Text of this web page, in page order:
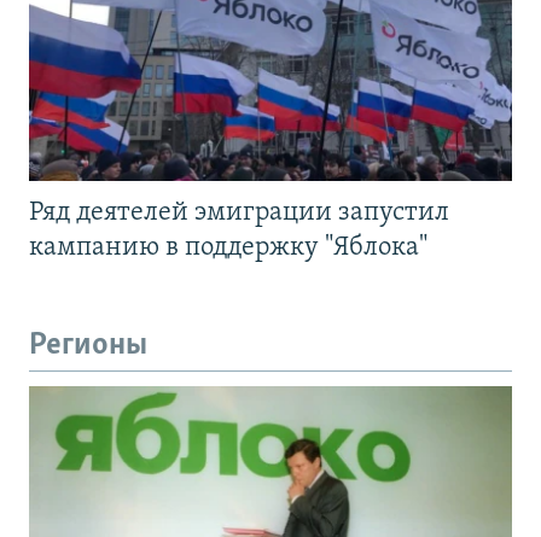
Ряд деятелей эмиграции запустил
кампанию в поддержку "Яблока"
Регионы